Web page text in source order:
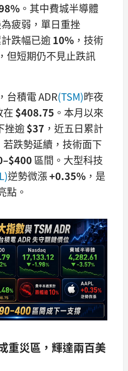
。其中費城半導體
疲弱，單日重挫
計跌幅已逾10% ，技術
但短期仍不見止跌訊
台積電 ADR(TSM)昨夜
在 $408.75 。本月以來
挫逾$37 ，近五日累計
若跌勢延續，技術面下
區間。大型科技
逆勢微漲+0.35% ，是
點。
重災區，輝達兩百美